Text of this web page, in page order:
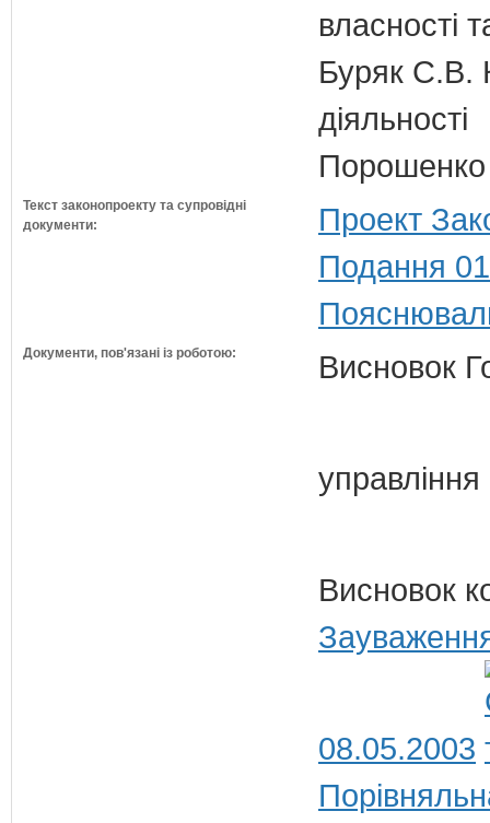
власності
Буряк С.В.
діяльності
Порошенко
Текст законопроекту та супровідні
документи:
Проект
Подання
Документи, пов'язані із роботою: Висновок
Висновок
08.05.2003